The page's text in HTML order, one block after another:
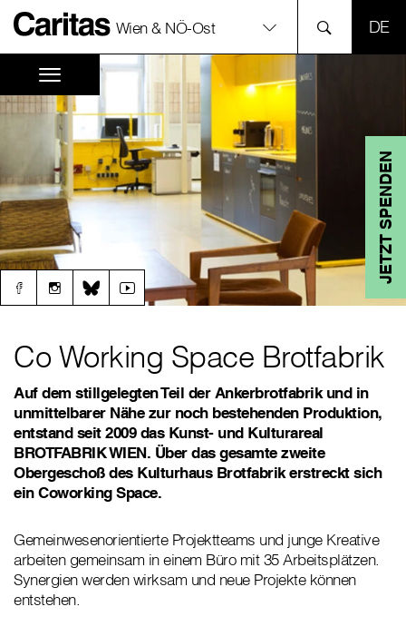
Wien & NÖ-Ost
JETZT SPENDEN
Co Working Space Brotfabrik
Auf dem stillgelegten Teil der Ankerbrotfabrik und in
unmittelbarer Nähe zur noch bestehenden Produktion,
entstand seit 2009 das Kunst- und Kulturareal
BROTFABRIK WIEN. Über das gesamte zweite
Obergeschoß des Kulturhaus Brotfabrik erstreckt sich
ein Coworking Space.
Gemeinwesenorientierte Projektteams und junge Kreative
arbeiten gemeinsam in einem Büro mit 35 Arbeitsplätzen.
Synergien werden wirksam und neue Projekte können
entstehen.